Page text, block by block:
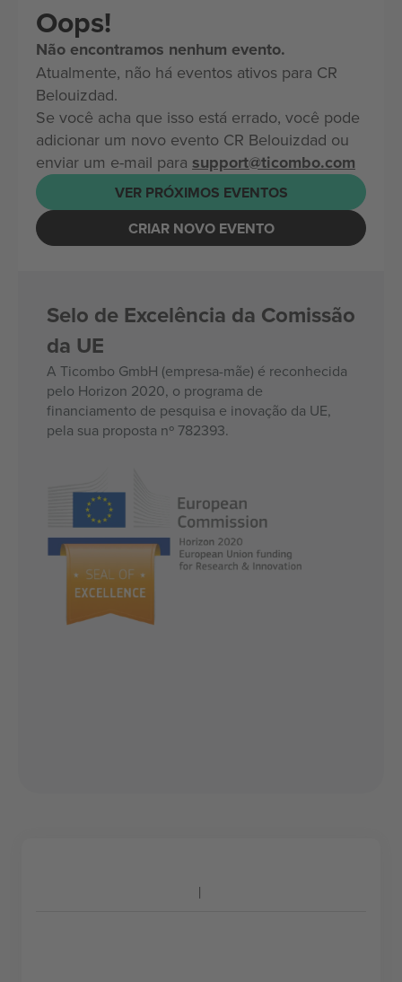
Oops!
Não encontramos nenhum evento.
Atualmente, não há eventos ativos para CR
Belouizdad.
Se você acha que isso está errado, você pode
adicionar um novo evento CR Belouizdad ou
enviar um e-mail para support@ticombo.com
VER PRÓXIMOS EVENTOS
CRIAR NOVO EVENTO
Selo de Excelência da Comissão
da UE
A Ticombo GmbH (empresa-mãe) é reconhecida
pelo Horizon 2020, o programa de
financiamento de pesquisa e inovação da UE,
pela sua proposta nº 782393.